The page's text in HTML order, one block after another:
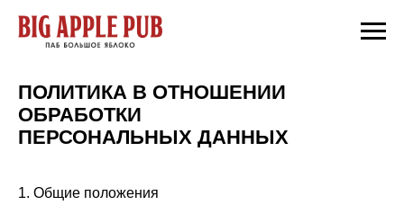
ПОЛИТИКА В ОТНОШЕНИИ
ОБРАБОТКИ
ПЕРСОНАЛЬНЫХ ДАННЫХ
1. Общие положения